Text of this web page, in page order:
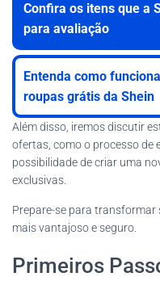
Confira os itens que a
para avaliação
Entenda como
roupas grátis da Shein
Além disso, iremos discutir
ofertas, como o processo de
possibilidade de criar uma
exclusivas.
Prepare-se para transformar
mais vantajoso e seguro.
Primeiros